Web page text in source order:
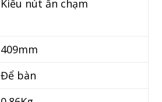
Kiểu nút ấn chạm
409mm
Để bàn